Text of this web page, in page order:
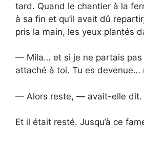
tard. Quand le chantier à la
à sa fin et qu’il avait dû
pris la main, les yeux plantés
— Mila… et si je ne partais pas
attaché à toi. Tu es devenue…
— Alors reste, — avait-elle dit.
Et il était resté. Jusqu’à ce